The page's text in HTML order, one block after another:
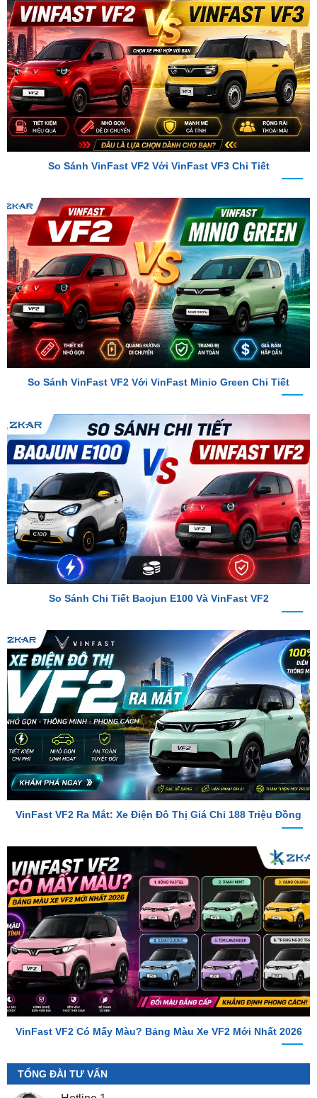
So Sánh VinFast VF2 Với VinFast VF3 Chi Tiết
So Sánh VinFast VF2 Với VinFast Minio Green Chi Tiết
So Sánh Chi Tiết Baojun E100 Và VinFast VF2
VinFast VF2 Ra Mắt: Xe Điện Đô Thị Giá Chỉ 188 Triệu Đồng
VinFast VF2 Có Mấy Màu? Bảng Màu Xe VF2 Mới Nhất 2026
TỔNG ĐÀI TƯ VẤN
Hotline 1
0987.801.029